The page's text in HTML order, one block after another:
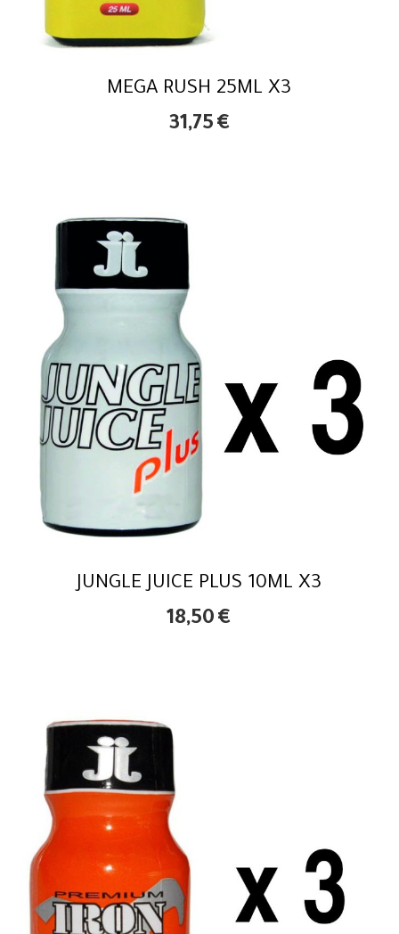
MEGA RUSH 25ML X3
31,75 €
JUNGLE JUICE PLUS 10ML X3
18,50 €